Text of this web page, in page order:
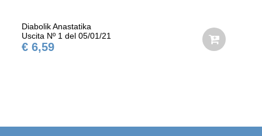
Diabolik Anastatika
Uscita Nº 1 del 05/01/21
€ 6,59